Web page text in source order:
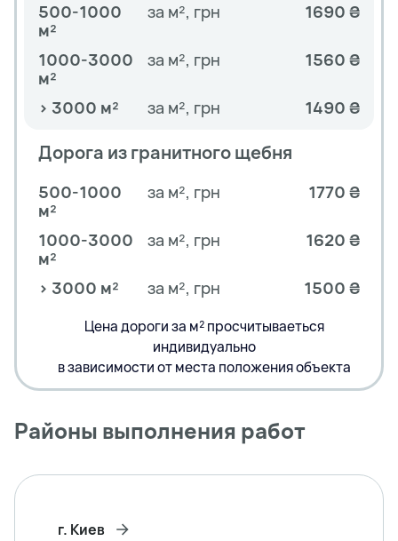
500-1000
м²
за м², грн 1690 ₴
1000-3000
м²
за м², грн 1560 ₴
> 3000 м² за м², грн 1490 ₴
Дорога из гранитного щебня
500-1000
м²
за м², грн 1770 ₴
1000-3000
м²
за м², грн 1620 ₴
> 3000 м² за м², грн 1500 ₴
Цена дороги за м² просчитываеться
индивидуально
в зависимости от места положения объекта
Районы выполнения работ
г. Киев